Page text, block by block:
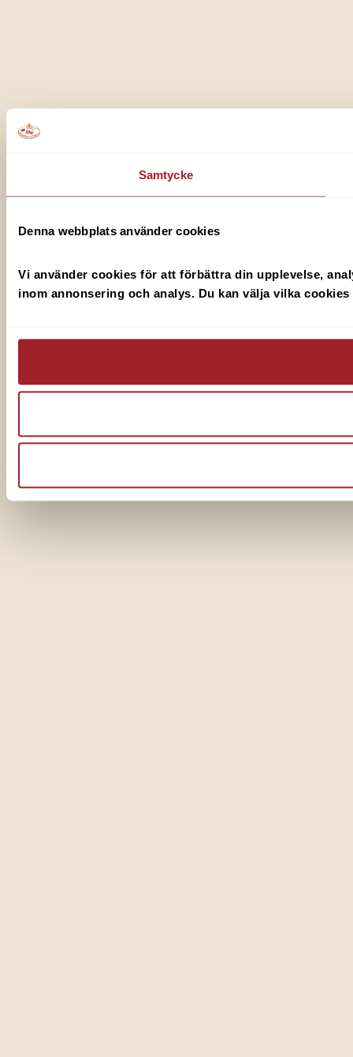
Samtycke
Denna webbplats använder cookies
Vi använder cookies för att förbättra din upplevelse,
inom annonsering och analys. Du kan välja vilka